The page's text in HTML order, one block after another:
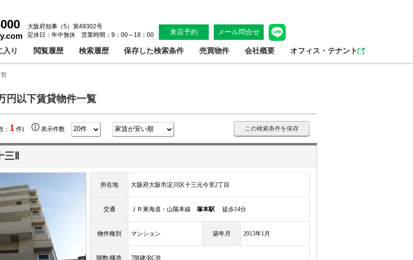
大阪府知事（5）第49302号
定休日：年中無休 営業時間：9：00～18：00
来店予約 メール問合せ
入り 閲覧履歴 検索履歴 保存した検索条件 売買物件 会社概要 オフィス・テナント
円以下賃貸物件一覧
： 1 件) 表示件数 この検索条件を保存
Ⅱ
所在地 大阪府大阪市淀川区十三元今里2丁目
交通 ＪＲ東海道・山陽本線 塚本駅 徒歩14分
物件種別 マンション 築年月 2015年1月
階数/構造 7階建/RC造